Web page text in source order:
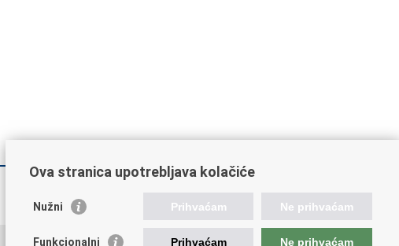
Ova stranica upotrebljava kolačiće
Nužni Prihvaćam Ne prihvaćam
Funkcionalni Prihvaćam Ne prihvaćam